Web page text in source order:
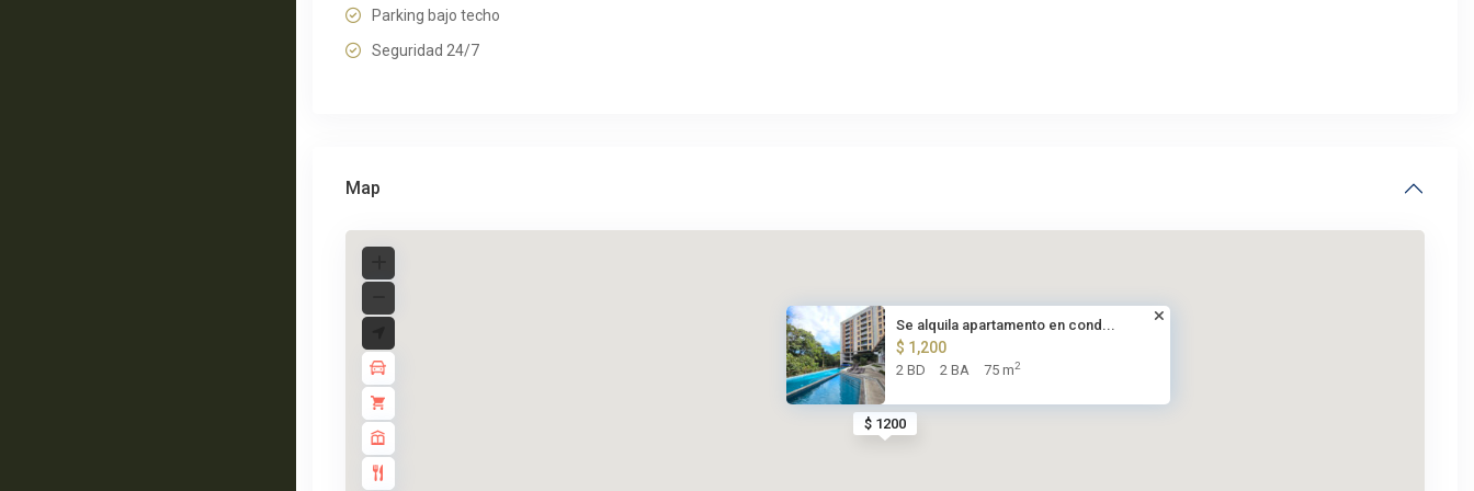
Parking bajo techo
Seguridad 24/7
Map
$ 1200
Se alquila apartamento en cond...
$ 1,200
2 BD 2 BA 75 m2